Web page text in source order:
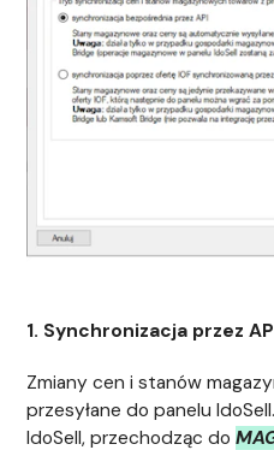
1. Synchronizacja przez
Zmiany cen i stanów
przesyłane do panelu
IdoSell, przechodząc do